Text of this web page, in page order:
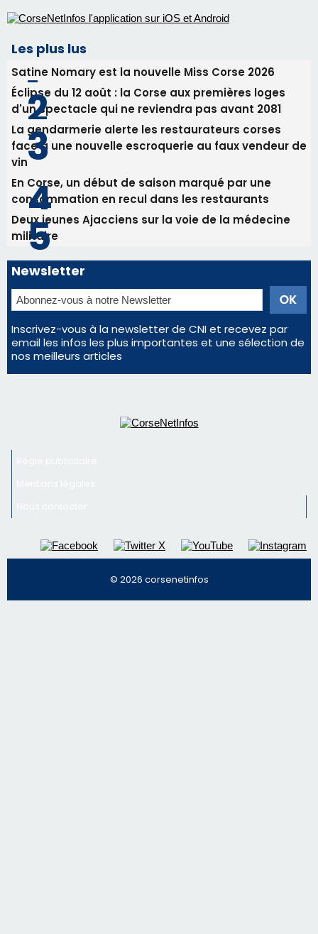
30/07/2026 09:55
Corte : I Chjami Aghjalesi en concert ce soir
30/07/2026 08:33
Bastia - Assunta Gloriosa à la Cathédrale
Sainte-Marie
Les plus lus
Satine Nomary est la nouvelle Miss Corse 2026
Éclipse du 12 août : la Corse aux premières loges
d'un spectacle qui ne reviendra pas avant 2081
La gendarmerie alerte les restaurateurs corses
face à une nouvelle escroquerie au faux vendeur de
vin
En Corse, un début de saison marqué par une
consommation en recul dans les restaurants
Deux jeunes Ajacciens sur la voie de la médecine